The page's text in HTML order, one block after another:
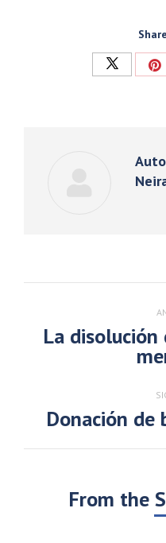
Compartir
Navegación
La disolución
Donación de
From the